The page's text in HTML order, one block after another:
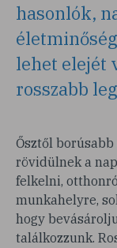
hasonlók,
lehet elejét
rosszabb
Ősztől
rövidülnek a
felkelni,
munkahelyre,
hogy
találkozzunk.